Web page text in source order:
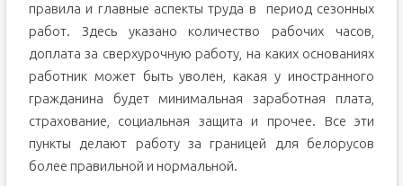
правила и главные аспекты труда в период сезонных
работ. Здесь указано количество рабочих часов,
доплата за сверхурочную работу, на каких основаниях
работник может быть уволен, какая у иностранного
гражданина будет минимальная заработная плата,
страхование, социальная защита и прочее. Все эти
пункты делают работу за границей для белорусов
более правильной и нормальной.